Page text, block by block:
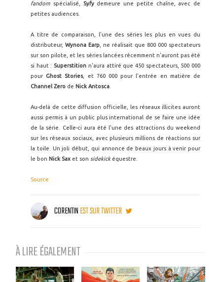
fandom spécialisé, Syfydemeure une petite chaîne, avec de
petites audiences.
A titre de comparaison, l'une des séries les plus en vues du
distributeur, Wynona Earp , ne réalisait que 800 000 spectateurs
sur son pilote, et les séries lancées récemment n'auront pas été
si haut : Superstition n'aura attiré que 450 spectateurs, 500 000
pour Ghost Stories, et 760 000 pour l'entrée en matière de
Channel Zero de Nick Antosca
Au-delà de cette diffusion officielle, les réseaux illicites auront
aussi permis à un public plus international de se faire une idée
de la série. Celle-ci aura été l'une des attractions du weekend
sur les réseaux sociaux, avec plusieurs millions de réactions sur
la toile. Un joli début, qui annonce de beaux jours à venir pour
le bon Nick Sax et son sidekickéquestre.
Source
CORENTINEST SUR TWITTER
À LIRE ÉGALEMENT